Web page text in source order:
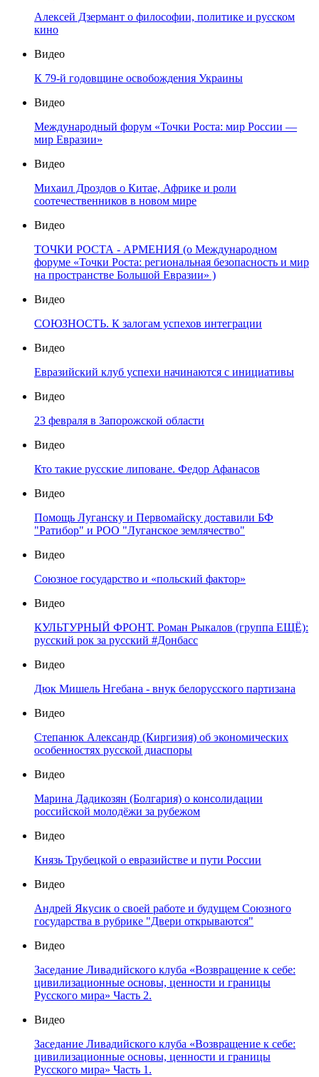
Алексей Дзермант о философии, политике и русском
кино
Видео
К 79-й годовщине освобождения Украины
Видео
Международный форум «Точки Роста: мир России —
мир Евразии»
Видео
Михаил Дроздов о Китае, Африке и роли
соотечественников в новом мире
Видео
ТОЧКИ РОСТА - АРМЕНИЯ (о Международном
форуме «Точки Роста: региональная безопасность и мир
на пространстве Большой Евразии» )
Видео
СОЮЗНОСТЬ. К залогам успехов интеграции
Видео
Евразийский клуб успехи начинаются с инициативы
Видео
23 февраля в Запорожской области
Видео
Кто такие русские липоване. Федор Афанасов
Видео
Помощь Луганску и Первомайску доставили БФ
"Ратибор" и РОО "Луганское землячество"
Видео
Союзное государство и «польский фактор»
Видео
КУЛЬТУРНЫЙ ФРОНТ. Роман Рыкалов (группа ЕЩЁ):
русский рок за русский #Донбасс
Видео
Дюк Мишель Нгебана - внук белорусского партизана
Видео
Степанюк Александр (Киргизия) об экономических
особенностях русской диаспоры
Видео
Марина Дадикозян (Болгария) о консолидации
российской молодёжи за рубежом
Видео
Князь Трубецкой о евразийстве и пути России
Видео
Андрей Якусик о своей работе и будущем Союзного
государства в рубрике "Двери открываются"
Видео
Заседание Ливадийского клуба «Возвращение к себе:
цивилизационные основы, ценности и границы
Русского мира» Часть 2.
Видео
Заседание Ливадийского клуба «Возвращение к себе:
цивилизационные основы, ценности и границы
Русского мира» Часть 1.